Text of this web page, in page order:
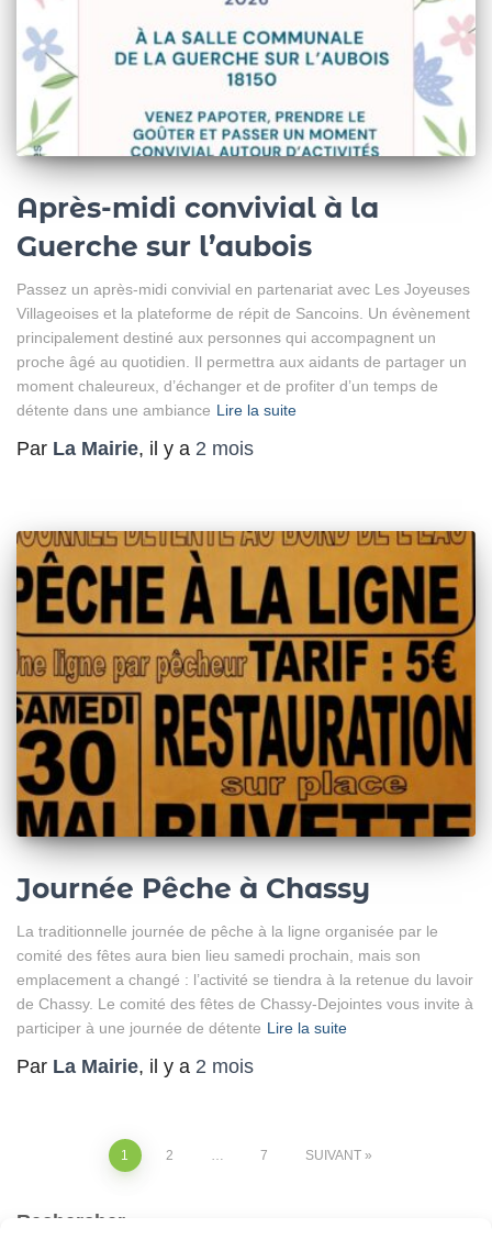
Après-midi convivial à la
Guerche sur l’aubois
Passez un après-midi convivial en partenariat avec Les Joyeuses
Villageoises et la plateforme de répit de Sancoins. Un évènement
principalement destiné aux personnes qui accompagnent un
proche âgé au quotidien. Il permettra aux aidants de partager un
moment chaleureux, d’échanger et de profiter d’un temps de
détente dans une ambiance Lire la suite
Par La Mairie, il y a 2 mois
Journée Pêche à Chassy
La traditionnelle journée de pêche à la ligne organisée par le
comité des fêtes aura bien lieu samedi prochain, mais son
emplacement a changé : l’activité se tiendra à la retenue du lavoir
de Chassy. Le comité des fêtes de Chassy-Dejointes vous invite à
participer à une journée de détente Lire la suite
Par La Mairie, il y a 2 mois
1 2 … 7 SUIVANT
Rechercher